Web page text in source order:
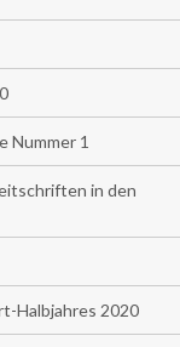
Nummer 1
in den
Halbjahres 2020